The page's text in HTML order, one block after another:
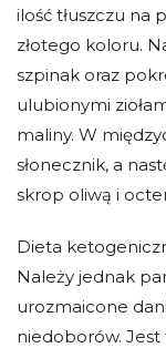
ilość tłuszczu na
złotego koloru.
szpinak oraz
ulubionymi
maliny. W
słonecznik, a
skrop oliwą i
Dieta
Należy jednak
urozmaicone
niedoborów.